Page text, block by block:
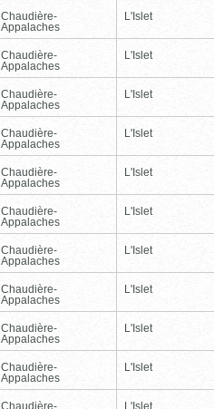
Chaudière-
Appalaches
L'Islet
Chaudière-
Appalaches
L'Islet
Chaudière-
Appalaches
L'Islet
Chaudière-
Appalaches
L'Islet
Chaudière-
Appalaches
L'Islet
Chaudière-
Appalaches
L'Islet
Chaudière-
Appalaches
L'Islet
Chaudière-
Appalaches
L'Islet
Chaudière-
Appalaches
L'Islet
Chaudière-
Appalaches
L'Islet
Chaudière- L'Islet